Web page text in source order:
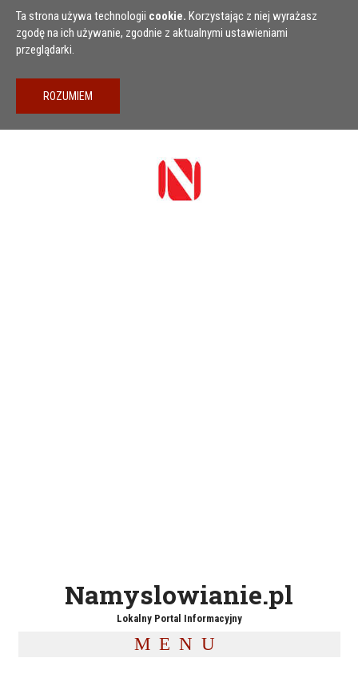
Przejdź do treści
Ta strona używa technologii cookie. Korzystając z niej wyrażasz
zgodę na ich używanie, zgodnie z aktualnymi ustawieniami
przeglądarki.
Namyslowianie.pl
Lokalny Portal Informacyjny
MENU